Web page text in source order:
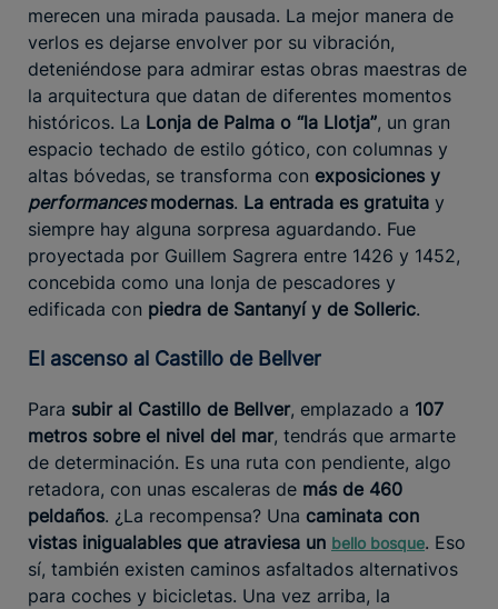
merecen una mirada pausada. La mejor manera de
verlos es dejarse envolver por su vibración,
deteniéndose para admirar estas obras maestras de
la arquitectura que datan de diferentes momentos
históricos. La Lonja de Palma o “la Llotja”, un gran
espacio techado de estilo gótico, con columnas y
altas bóvedas, se transforma con exposiciones y
performancesmodernas. La entrada es gratuita y
siempre hay alguna sorpresa aguardando. Fue
proyectada por Guillem Sagrera entre 1426 y 1452,
concebida como una lonja de pescadores y
edificada con piedra de Santanyí y de Solleric.
El ascenso al Castillo de Bellver
Para subir al Castillo de Bellver, emplazado a 107
metros sobre el nivel del mar, tendrás que armarte
de determinación. Es una ruta con pendiente, algo
retadora, con unas escaleras de más de 460
peldaños. ¿La recompensa? Una caminata con
vistas inigualables que atraviesa un bello bosque. Eso
sí, también existen caminos asfaltados alternativos
para coches y bicicletas. Una vez arriba, la